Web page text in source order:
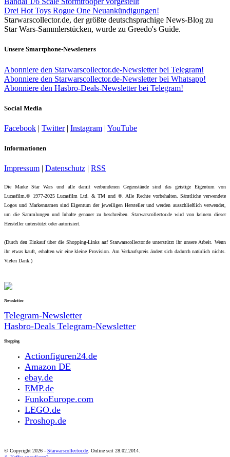
Drei Hot Toys Rogue One Neuankündigungen!
Starwarscollector.de, der größte deutschsprachige News-Blog zu
Star Wars-Sammlerstücken, wurde zu Greedo's Guide.
Unsere Smartphone-Newsletters
Abonniere den Starwarscollector.de-Newsletter bei Telegram!
Abonniere den Starwarscollector.de-Newsletter bei Whatsapp!
Abonniere den Hasbro-Deals-Newsletter bei Telegram!
Social Media
Facebook | Twitter| Instagram | YouTube
Informationen
Impressum | Datenschutz | RSS
Die Marke Star Wars und alle damit verbundenen Gegenstände sind das geistige Eigentum von
Lucasfilm.© 1977-2025 Lucasfilm Ltd. & TM und ®. Alle Rechte vorbehalten. Sämtliche verwendete
Logos und Markennamen sind Eigentum der jeweiligen Hersteller und werden ausschließlich verwendet,
um die Sammlungen und Inhalte genauer zu beschreiben. Starwarscollector.de wird von keinem dieser
Hersteller unterstützt oder autorisiert.
(Durch den Einkauf über die Shopping-Links auf Starwarscollector.de unterstützt ihr unsere Arbeit. Wenn
ihr etwas kauft, erhalten wir eine kleine Provision. Am Verkaufspreis ändert sich dadurch natürlich nichts.
Vielen Dank.)
Newsletter
Telegram-Newsletter
Hasbro-Deals Telegram-Newsletter
Shopping
Actionfiguren24.de
Amazon DE
ebay.de
EMP.de
FunkoEurope.com
LEGO.de
Proshop.de
© Copyright 2026 - Starwarscollector.de . Online seit 28.02.2014.